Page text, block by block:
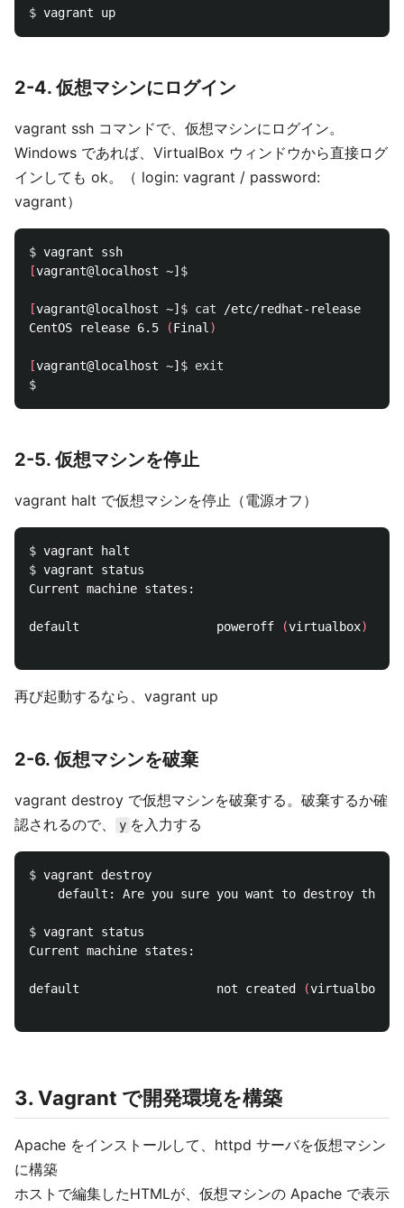
$
2-4. 仮想マシンにログイン
vagrant ssh コマンドで、仮想マシンにログイン。
Windows であれば、VirtualBox ウィンドウから直接ログ
インしても ok。（ login: vagrant / password:
vagrant）
$
[vagrant@localhost ~] $
[vagrant@localhost ~] $ cat /etc/redhat-release
CentOS release 6.5
(Final )
[vagrant@localhost ~] $ exit
$
2-5. 仮想マシンを停止
vagrant halt で仮想マシンを停止（電源オフ）
$
$ vagrant status
Current machine states:
default                   poweroff (virtualbox)
再び起動するなら、vagrant up
2-6. 仮想マシンを破棄
vagrant destroy で仮想マシンを破棄する。破棄するか確
認されるので、
y を入力する
$ vagrant destroy
    default: Are you sure you want to destroy the
$ vagrant status
Current machine states:
default                   not created (virtualbox
3. Vagrant で開発環境を構築
Apache をインストールして、httpd サーバを仮想マシン
に構築
ホストで編集したHTMLが、仮想マシンの Apache で表示